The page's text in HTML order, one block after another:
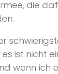
die
ist nicht
wenn ich